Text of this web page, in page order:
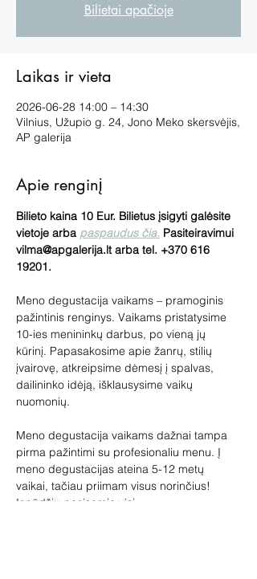
Bilietai apačioje
Laikas ir vieta
2026-06-28 14:00 – 14:30
Vilnius, Užupio g. 24, Jono Meko skersvėjis,
AP galerija
Apie renginį
Bilieto kaina 10 Eur. Bilietus įsigyti galėsite
vietoje arba paspaudus čia. Pasiteiravimui
vilma@apgalerija.lt arba tel. +370 616
19201.
Meno degustacija vaikams – pramoginis
pažintinis renginys. Vaikams pristatysime
10-ies menininkų darbus, po vieną jų
kūrinį. Papasakosime apie žanrų, stilių
įvairovę, atkreipsime dėmesį į spalvas,
dailininko idėją, išklausysime vaikų
nuomonių.
Meno degustacija vaikams dažnai tampa
pirma pažintimi su profesionaliu menu. Į
meno degustacijas ateina 5-12 metų
vaikai, tačiau priimam visus norinčius!
Įspūdžių pasisemia visi.